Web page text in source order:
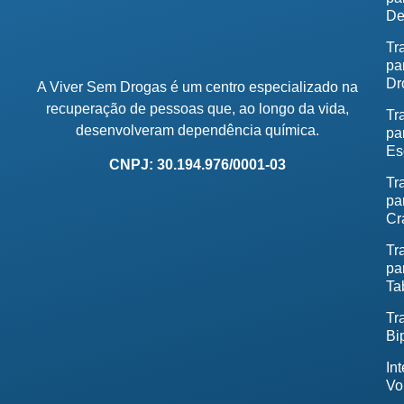
A Viver Sem Drogas é um centro especializado na
recuperação de pessoas que, ao longo da vida,
desenvolveram dependência química.
CNPJ: 30.194.976/0001-03